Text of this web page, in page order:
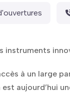
instruments
à un large
est aujourd’hui